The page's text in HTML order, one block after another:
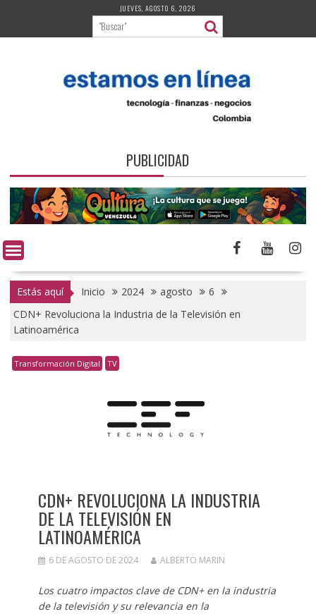
contenido
JUEVES, AGOSTO 6, 2026
PUBLICIDAD
Estás aquí Inicio 2024 agosto
6
CDN+ Revoluciona la Industria de la Televisión en
Latinoamérica
Transformación Digital TV
CDN+ REVOLUCIONA LA INDUSTRIA
DE LA TELEVISIÓN EN
LATINOAMÉRICA
6 DE AGOSTO DE 2024 ALBERTO MARIN
Los cuatro impactos clave de CDN+ en la industria
de la televisión y su relevancia en la